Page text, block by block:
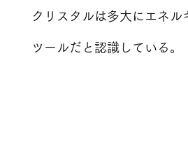
クリスタルは多大にエネル
ツールだと認識している。